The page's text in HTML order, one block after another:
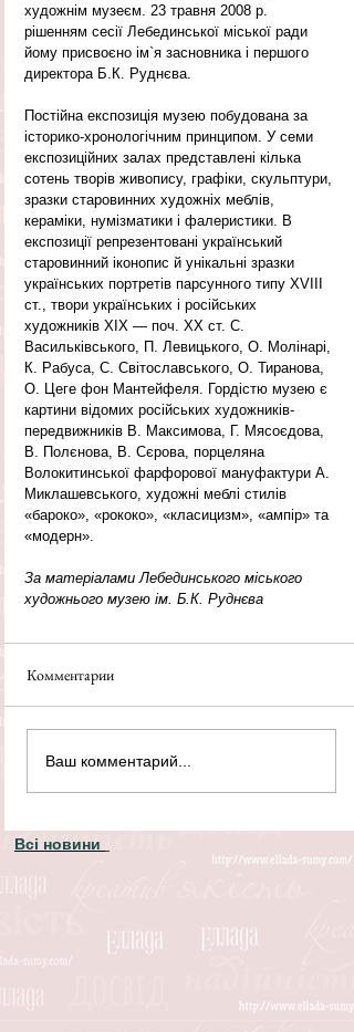
художнім музеєм. 23 травня 2008 р.
рішенням сесії Лебединської міської ради
йому присвоєно ім`я засновника і першого
директора Б.К. Руднєва.
Постійна експозиція музею побудована за
історико-хронологічним принципом. У семи
експозиційних залах представлені кілька
сотень творів живопису, графіки, скульптури,
зразки старовинних художніх меблів,
кераміки, нумізматики і фалеристики. В
експозиції репрезентовані український
старовинний іконопис й унікальні зразки
українських портретів парсунного типу XVIII
ст., твори українських і російських
художників ХІХ — поч. ХХ ст. С.
Васильківського, П. Левицького, О. Молінарі,
К. Рабуса, С. Світославського, О. Тиранова,
О. Цеге фон Мантейфеля. Гордістю музею є
картини відомих російських художників-
передвижників В. Максимова, Г. Мясоєдова,
В. Полєнова, В. Сєрова, порцеляна
Волокитинської фарфорової мануфактури А.
Миклашевського, художні меблі стилів
«бароко», «рококо», «класицизм», «ампір» та
«модерн».
За матеріалами Лебединського міського
художнього музею ім. Б.К. Руднєва
Комментарии
Ваш комментарий...
Всі новини